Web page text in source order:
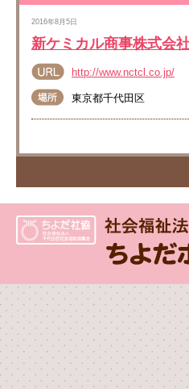
2016年8月5日
新ケミカル商事株式会
http://www.nctcl.co.jp/
東京都千代田区